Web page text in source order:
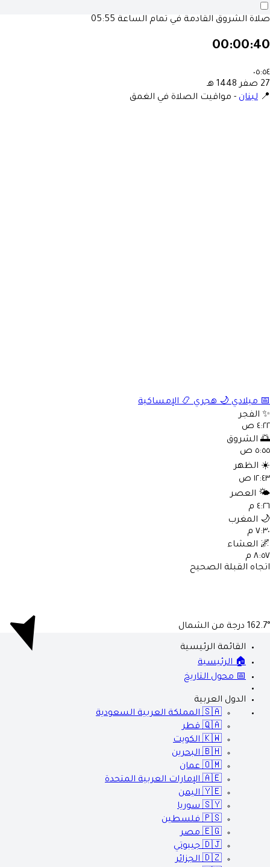
صلاة الشروق القادمة في تمام الساعة 05:55
00:00:40
٠٥:٥٤
27 صفر 1448 هـ
📍 لبنان - مواقيت الصلاة في الغمق
📅 ميلادي 🌙 هجري 📿 الإمساكية
✨ الفجر
٤:٢٢ ص
🌅 الشروق
٥:٥٥ ص
☀️ الظهر
١٢:٤٣ ص
🌤️ العصر
٤:٢٦ م
🌙 المغرب
٧:٣٠ م
🌌 العشاء
٨:٥٧ م
اتجاه القبلة الصحيح
162.7° درجة من الشمال
القائمة الرئيسية
🏠 الرئيسية
📅 محول التاريخ
الدول العربية
🇸🇦 المملكة العربية السعودية
🇶🇦 قطر
🇰🇼 الكويت
🇧🇭 البحرين
🇴🇲 عمان
🇦🇪 الإمارات العربية المتحدة
🇾🇪 اليمن
🇸🇾 سوريا
🇵🇸 فلسطين
🇪🇬 مصر
🇩🇯 جيبوتي
🇩🇿 الجزائر